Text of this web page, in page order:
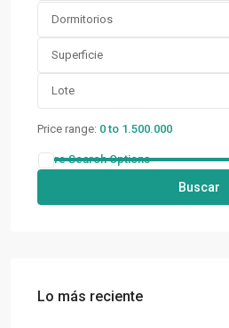
Dormitorios
Price range: 0 to 1.500.000
More Search Options
Buscar
Lo más reciente